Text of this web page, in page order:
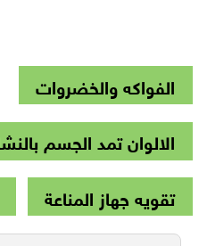
الفواكه والخضروات
الالوان تمد الجسم
تقويه جهاز المناعة